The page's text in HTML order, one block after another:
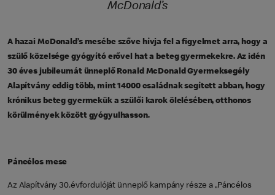
McDonald’s
A hazai McDonald’s mesébe szőve hívja fel a figyelmet arra, hogy a
szülő közelsége gyógyító erővel hat a beteg gyermekekre. Az idén
30 éves jubileumát ünneplő Ronald McDonald Gyermeksegély
Alapítvány eddig több, mint 14000 családnak segített abban, hogy
krónikus beteg gyermekük a szülői karok ölelésében, otthonos
körülmények között gyógyulhasson.
Páncélos mese
Az Alapítvány 30.évfordulóját ünneplő kampány része a „Páncélos